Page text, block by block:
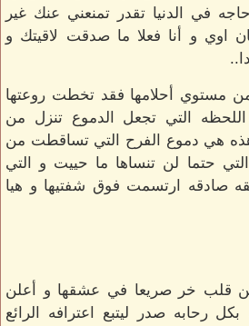
في الدنيا تقدر تمنعني عنك غير
اوي و أنا فعلا ما صدقت لاقيتك و
مستوي أحلامها فقد تخطت روعتها
التي تجعل الدموع تنزل من
هي دموع الفرح التي تساقطت من
حتما لن تنساها ما حييت و التي
صادقه ارتسمت فوق شفتيها و هيا
قلب خر صريعا في عشقها و أعلن
رحابه صدر ليتبع اعترافه الرائع